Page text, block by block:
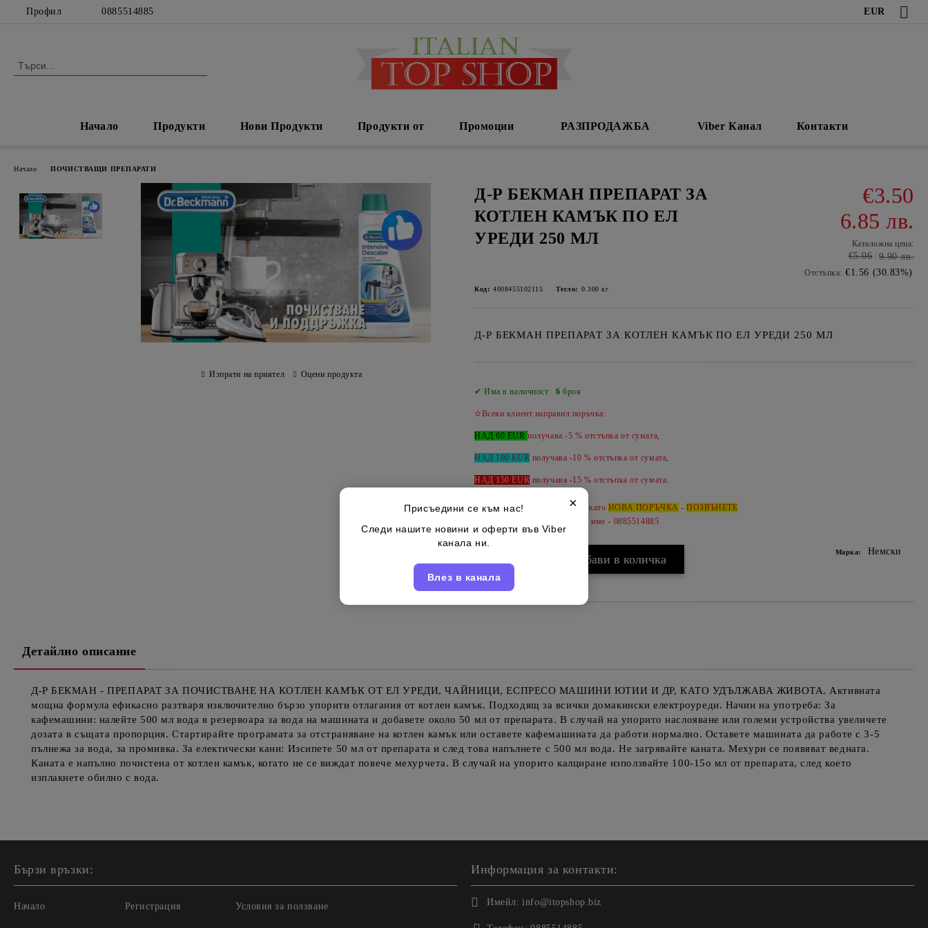
Профил 0885514885 EUR
Начало Продукти Нови Продукти Продукти от Промоции РАЗПРОДАЖБА Viber Канал Контакти
Начало ПОЧИСТВАЩИ ПРЕПАРАТИ
Д-Р БЕКМАН ПРЕПАРАТ ЗА
КОТЛЕН КАМЪК ПО ЕЛ
УРЕДИ 250 МЛ
€3.50
6.85 лв.
Каталожна цена:
€5.06 9.90 лв.
Отстъпка: €1.56 (30.83%)
Код: 4008455102115 Тегло: 0.300 кг
Д-Р БЕКМАН ПРЕПАРАТ ЗА КОТЛЕН КАМЪК ПО ЕЛ УРЕДИ 250 МЛ
✔ Има в наличност6 броя
✫Всеки клиент направил поръчка:
НАД 60 EURполучава -5 % отстъпка от сумата,
НАД 100 EUR получава -10 % отстъпка от сумата,
НАД 150 EUR получава -15 %отстъпка от сумата.
Може да допълвате продукти като НОВА ПОРЪЧКА -ПОЗВЪНЕТЕ
за да ги обединим под вашето име - 0885514885
Марка: Немски
Изпрати на приятел Оцени продукта
Детайлно описание
Д-Р БЕКМАН - ПРЕПАРАТ ЗА ПОЧИСТВАНЕ НА КОТЛЕН КАМЪК ОТ ЕЛ УРЕДИ, ЧАЙНИЦИ, ЕСПРЕСО МАШИНИ ЮТИИ И ДР, КАТО УДЪЛЖАВА ЖИВОТА. Активната
мощна формула ефикасно разтваря изключително бързо упорити отлагания от котлен камък. Подходящ за всички домакински електроуреди. Начин на употреба: За
кафемашини: налейте 500 мл вода в резервоара за вода на машината и добавете около 50 мл от препарата. В случай на упорито наслояване или големи устройства увеличете
дозата в същата пропорция. Стартирайте програмата за отстраняване на котлен камък или оставете кафемашината да работи нормално. Оставете машината да работе с 3-5
пълнежа за вода, за промивка. За електически кани: Изсипете 50 мл от препарата и след това напълнете с 500 мл вода. Не загрявайте каната. Мехури се появяват веднага.
Каната е напълно почистена от котлен камък, когато не се виждат повече мехурчета. В случай на упорито калциране използвайте 100-15о мл от препарата, след което
изплакнете обилно с вода.
Бързи връзки:
Начало Регистрация Условия за ползване
Информация за контакти:
Имейл: info@itopshop.biz
×
Присъедини се към нас!
Следи нашите новини и оферти във Viber
канала ни.
Влез в канала